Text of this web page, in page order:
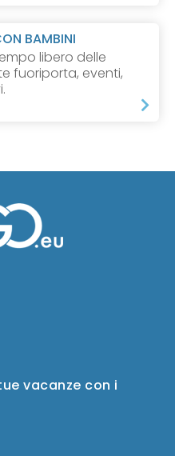
BAMBINI
libero delle
fuoriporta, eventi,
vacanze con i